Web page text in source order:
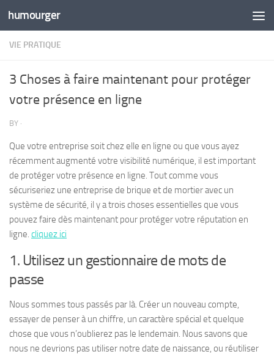
Skip to content
humourger
VIE PRATIQUE
3 Choses à faire maintenant pour protéger
votre présence en ligne
BY ·
Que votre entreprise soit chez elle en ligne ou que vous ayez
récemment augmenté votre visibilité numérique, il est important
de protéger votre présence en ligne. Tout comme vous
sécuriseriez une entreprise de brique et de mortier avec un
système de sécurité, il y a trois choses essentielles que vous
pouvez faire dès maintenant pour protéger votre réputation en
ligne. cliquez ici
1. Utilisez un gestionnaire de mots de
passe
Nous sommes tous passés par là. Créer un nouveau compte,
essayer de penser à un chiffre, un caractère spécial et quelque
chose que vous n’oublierez pas le lendemain. Nous savons que
nous ne devrions pas utiliser notre date de naissance, ou réutiliser